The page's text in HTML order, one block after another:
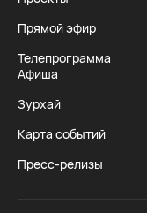
Прямой эфир
Телепрограмма
Афиша
Зурхай
Карта событий
Пресс-релизы